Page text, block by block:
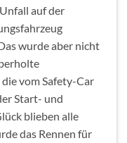
auf der
wurde aber nicht
vom Safety-Car
Start- und
blieben alle
das Rennen für